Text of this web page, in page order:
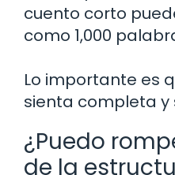
cuento corto
como 1,000
Lo importante es
sienta completa y
¿Puedo
de la